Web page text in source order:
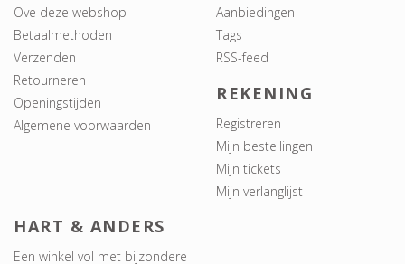
Ove deze webshop
Betaalmethoden
Verzenden
Retourneren
Openingstijden
Algemene voorwaarden
Aanbiedingen
Tags
RSS-feed
REKENING
Registreren
Mijn bestellingen
Mijn tickets
Mijn verlanglijst
HART & ANDERS
Een winkel vol met bijzondere